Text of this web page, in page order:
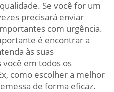
Se você for um
precisará enviar
com urgência.
é encontrar a
às suas
você em todos os
como escolher a melhor
de forma eficaz.